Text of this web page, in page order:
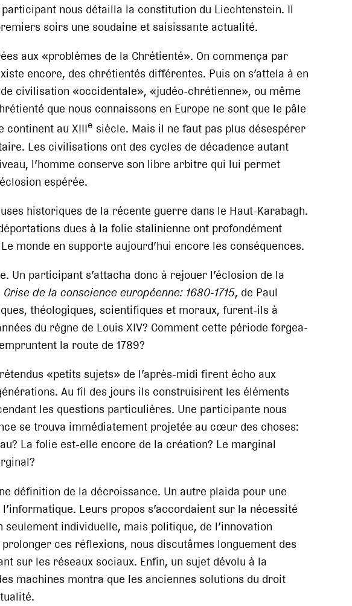
nous détailla la constitution du Liechtenstein. Il
soirs une soudaine et saisissante actualité.
aux «problèmes de la Chrétienté». On commença par
encore, des chrétientés différentes. Puis on s’attela à en
civilisation «occidentale», «judéo-chrétienne», ou même
que nous connaissons en Europe ne sont que le pâle
continent au XIIIe siècle. Mais il ne faut pas plus désespérer
Les civilisations ont des cycles de décadence autant
l’homme conserve son libre arbitre qui lui permet
espérée.
historiques de la récente guerre dans le Haut-Karabagh.
dues à la folie stalinienne ont profondément
monde en supporte aujourd’hui encore les conséquences.
Un participant s’attacha donc à rejouer l’éclosion de la
Crise de la conscience européenne: 1680-1715, de Paul
théologiques, scientifiques et moraux, furent-ils à
du règne de Louis XIV? Comment cette période forgea-
la route de 1789?
«petits sujets» de l’après-midi firent écho aux
Au fil des jours ils construisirent les éléments
les questions particulières. Une participante nous
se trouva immédiatement projetée au cœur des choses:
La folie est-elle encore de la création? Le marginal
définition de la décroissance. Un autre plaida pour une
Leurs propos s’accordaient sur la nécessité
individuelle, mais politique, de l’innovation
ces réflexions, nous discutâmes longuement des
sur les réseaux sociaux. Enfin, un sujet dévolu à la
machines montra que les anciennes solutions du droit